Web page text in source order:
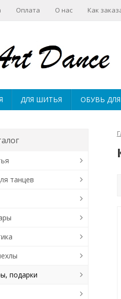
Оплата О нас Как
ДЛЯ ШИТЬЯ ОБУВЬ
танцев
подарки